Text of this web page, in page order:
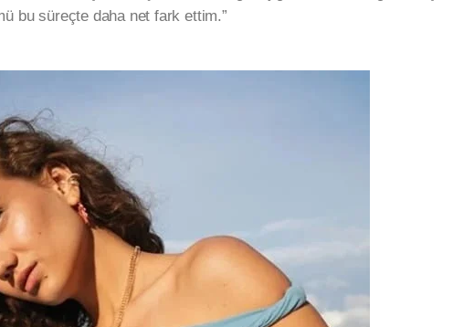
bu süreçte daha net fark ettim.”